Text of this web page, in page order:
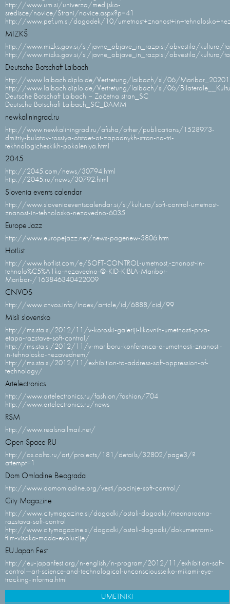
http://www.um.si/univerza/medijsko-
sredisce/novice/Strani/novice.aspx?p=41
http://www.pef.um.si/dogodek/10/
MIZKŠ
http://www.mizks.gov.si/si/javne_objave_in_razpisi/obvestila/kultura/
http://www.mizks.gov.si/si/javne_objave_in_razpisi/obvestila/kultura/
Deutsche Botschaft Laibach
http://www.laibach.diplo.de/Vertretung/laibach/sl/06/
http://www.laibach.diplo.de/Vertretung/laibach/sl/06/
Deutsche Botschaft Laibach – Začetna stran_SC
Deutsche Botschaft Laibach_SC_DAMM
newkaliningrad.ru
http://www.newkaliningrad.ru/afisha/other/publications/1528973-
dmitriy-bulatov-rossiya-otstaet-ot-zapadnykh-stran-na-tri-
tekhnologicheskikh-pokoleniya.html
2045
http://2045.com/news/30794.html
http://2045.ru/news/30792.html
Slovenia events calendar
http://www.sloveniaeventscalendar.si/si/kultura/soft-control-umetnost-
znanost-in-tehnolosko-nezavedno-6035
Europe Jazz
http://www.europejazz.net/news-pagenew-3806.htm
HotList
http://www.hotlist.com/e/SOFT-CONTROL-umetnost,-znanost-in-
tehnolo%C5%A1ko-nezavedno-@-KID-KIBLA-Maribor-
Maribor-/163846340422009
CNVOS
http://www.cnvos.info/index/article/id/6888/cid/99
Misli slovensko
http://ms.sta.si/2012/11/v-koroski-galeriji-likovnih-umetnosti-prva-
etapa-razstave-soft-control/
http://ms.sta.si/2012/11/v-mariboru-konferenca-o-umetnosti-znanosti-
in-tehnolosko-nezavednem/
http://ms.sta.si/2012/11/exhibition-to-address-soft-oppression-of-
technology/
Artelectronics
http://www.artelectronics.ru/fashion/fashion/704
http://www.artelectronics.ru/news
RSM
http://www.realsnailmail.net/
Open Space RU
http://os.colta.ru/art/projects/181/details/32802/page3/?
attempt=1
Dom Omladine Beograda
http://www.domomladine.org/vesti/pocinje-soft-control/
City Magazine
http://www.citymagazine.si/dogodki/ostali-dogodki/mednarodna-
razstava-soft-control
http://www.citymagazine.si/dogodki/ostali-dogodki/dokumentarni-
film-visoka-moda-evolucije/
EU Japan Fest
http://eu-japanfest.org/n-english/n-program/2012/11/exhibition-soft-
control—art-science-and-technological-unconsciousseiko-mikami-eye-
tracking-informa.html
UMETNIKI